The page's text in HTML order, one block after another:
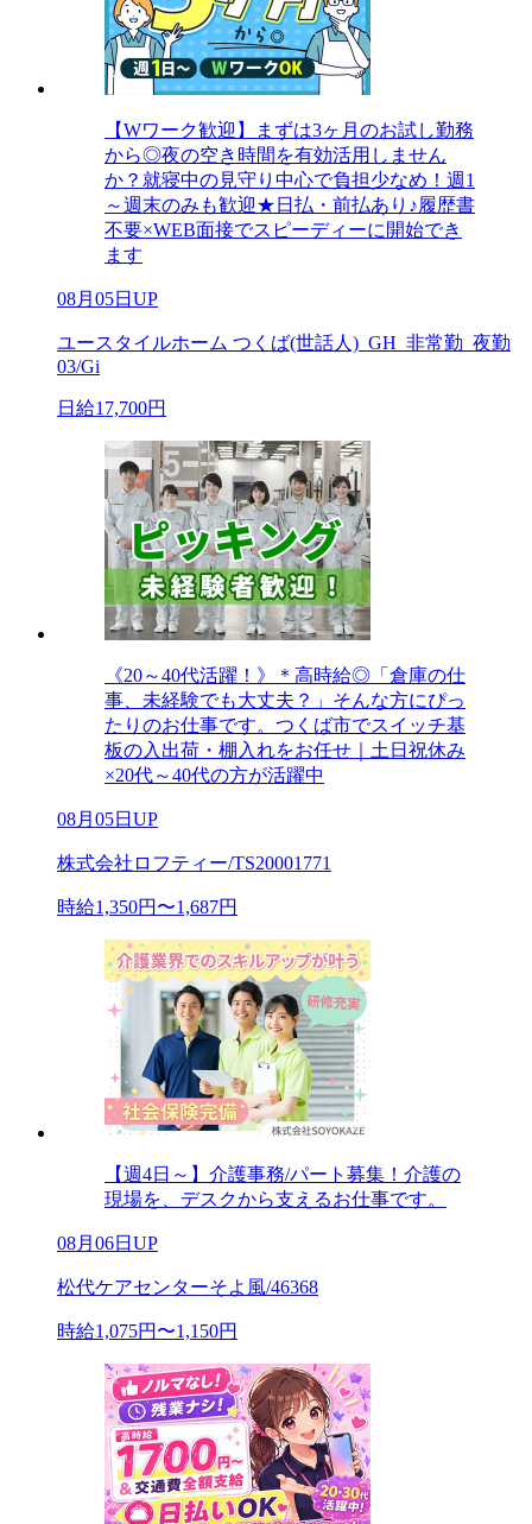
【Wワーク歓迎】まずは3ヶ月のお試し勤務
から◎夜の空き時間を有効活用しません
か？就寝中の見守り中心で負担少なめ！週1
～週末のみも歓迎★日払・前払あり♪履歴書
不要×WEB面接でスピーディーに開始でき
ます
08月05日UP
ユースタイルホーム つくば(世話人)_GH_非常勤_夜勤
03/Gi
日給17,700円
《20～40代活躍！》＊高時給◎「倉庫の仕
事、未経験でも大丈夫？」そんな方にぴっ
たりのお仕事です。つくば市でスイッチ基
板の入出荷・棚入れをお任せ｜土日祝休み
×20代～40代の方が活躍中
08月05日UP
株式会社ロフティー/TS20001771
時給1,350円〜1,687円
【週4日～】介護事務/パート募集！介護の
現場を、デスクから支えるお仕事です。
08月06日UP
松代ケアセンターそよ風/46368
時給1,075円〜1,150円